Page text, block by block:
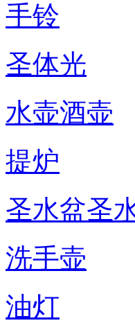
手铃
圣体光
水壶酒壶
提炉
圣水盆圣
洗手壶
油灯